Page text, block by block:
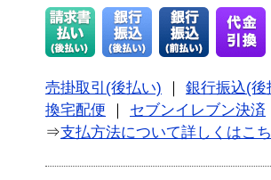
売掛取引(後払い)
銀行振込(後
換宅配便
セブンイレブン決済
⇒支払方法について詳しくはこ